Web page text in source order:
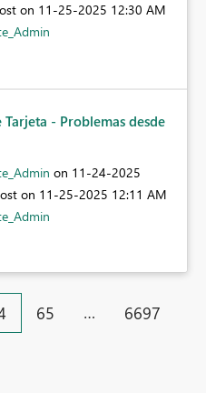
on ‎11-25-2025 12:30 AM
- Problemas desde
on ‎11-24-2025
on ‎11-25-2025 12:11 AM
65 … 6697